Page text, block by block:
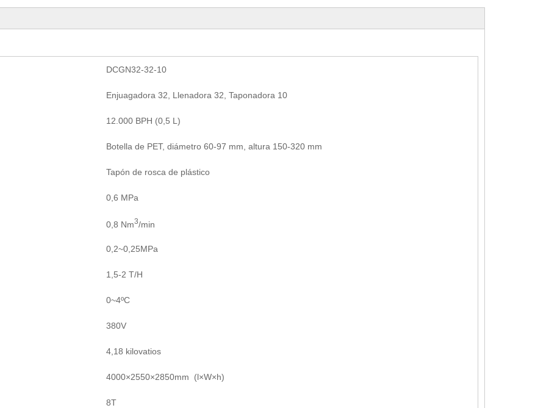
DCGN32-32-10
Enjuagadora 32, Llenadora 32, Taponadora 10
12.000 BPH (0,5 L)
Botella de PET, diámetro 60-97 mm, altura 150-320 mm
Tapón de rosca de plástico
0,6 MPa
0,8 Nm3/min
0,2~0,25MPa
1,5-2 T/H
0~4ºC
380V
4,18 kilovatios
4000×2550×2850mm (l×W×h)
8T